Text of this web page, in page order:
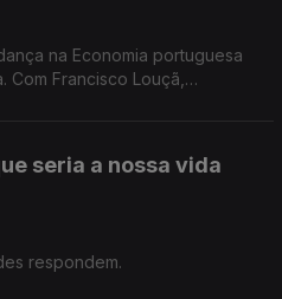
na Economia portuguesa
Com Francisco Louçã,
seria a nossa vida
respondem.